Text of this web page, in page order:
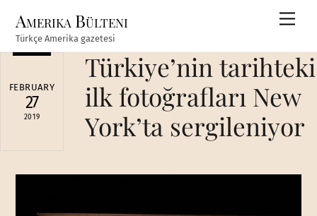
content
Amerika Bülteni
Türkçe Amerika gazetesi
FEBRUARY
27
2019
Türkiye’nin tarihteki
ilk fotoğrafları New
York’ta sergileniyor